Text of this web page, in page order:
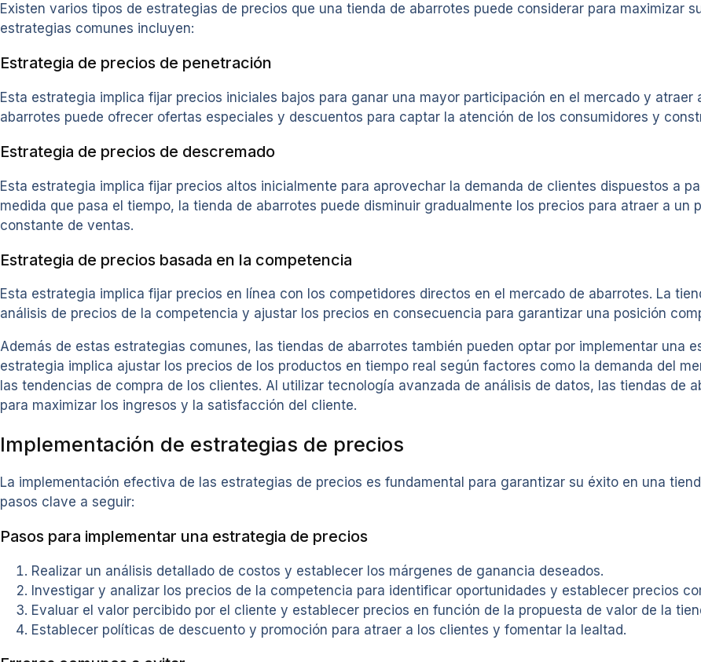
Existen varios tipos de estrategias de precios que una tienda de abarrotes puede considerar para maximizar
estrategias comunes incluyen:
Estrategia de precios de penetración
Esta estrategia implica fijar precios iniciales bajos para ganar una mayor participación en el mercado y atraer
abarrotes puede ofrecer ofertas especiales y descuentos para captar la atención de los consumidores y
Estrategia de precios de descremado
Esta estrategia implica fijar precios altos inicialmente para aprovechar la demanda de clientes dispuestos a
medida que pasa el tiempo, la tienda de abarrotes puede disminuir gradualmente los precios para atraer a un
constante de ventas.
Estrategia de precios basada en la competencia
Esta estrategia implica fijar precios en línea con los competidores directos en el mercado de abarrotes. La
análisis de precios de la competencia y ajustar los precios en consecuencia para garantizar una posición
Además de estas estrategias comunes, las tiendas de abarrotes también pueden optar por implementar una
estrategia implica ajustar los precios de los productos en tiempo real según factores como la demanda del
las tendencias de compra de los clientes. Al utilizar tecnología avanzada de análisis de datos, las tiendas de
para maximizar los ingresos y la satisfacción del cliente.
Implementación de estrategias de precios
La implementación efectiva de las estrategias de precios es fundamental para garantizar su éxito en una
pasos clave a seguir:
Pasos para implementar una estrategia de precios
Realizar un análisis detallado de costos y establecer los márgenes de ganancia deseados.
Investigar y analizar los precios de la competencia para identificar oportunidades y establecer precios
Evaluar el valor percibido por el cliente y establecer precios en función de la propuesta de valor de la
Establecer políticas de descuento y promoción para atraer a los clientes y fomentar la lealtad.